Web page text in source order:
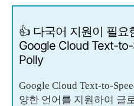
👍 다국어 지원이 필요
Google Cloud Text-
Polly
Google Cloud Text-to-
양한 언어를 지원하여 글